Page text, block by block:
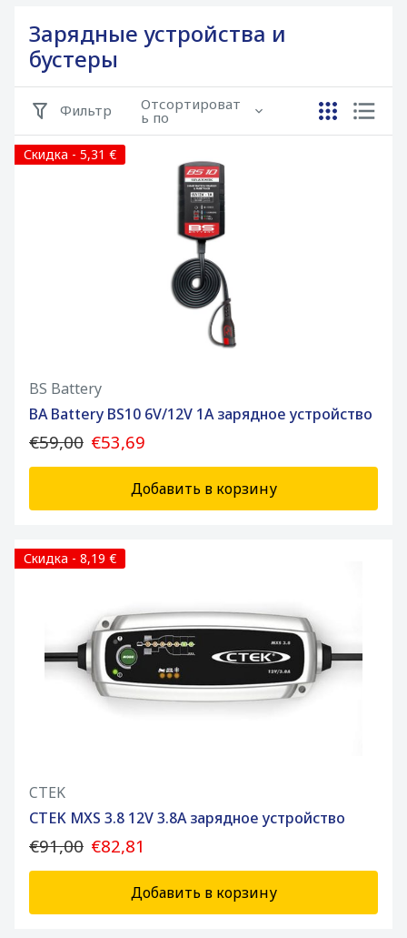
Зарядные устройства и
бустеры
Фильтр Отсортироват
ь по
Скидка - 5,31 €
BS Battery
BA Battery BS10 6V/12V 1A зарядное устройство
€59,00 €53,69
Добавить в корзину
Скидка - 8,19 €
CTEK
CTEK MXS 3.8 12V 3.8A зарядное устройство
€91,00 €82,81
Добавить в корзину